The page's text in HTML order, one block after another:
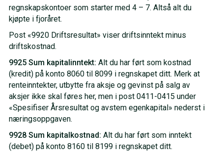
regnskapskontoer som starter med 4 – 7. Altså alt du
kjøpte i fjoråret.
Post «9920 Driftsresultat» viser driftsinntekt minus
driftskostnad.
9925 Sum kapitalinntekt: Alt du har ført som kostnad
(kredit) på konto 8060 til 8099 i regnskapet ditt. Merk at
renteinntekter, utbytte fra aksje og gevinst på salg av
aksjer ikke skal føres her, men i post 0411-0415 under
«Spesifiser Årsresultat og avstem egenkapital» nederst i
næringsoppgaven.
9928 Sum kapitalkostnad: Alt du har ført som inntekt
(debet) på konto 8160 til 8199 i regnskapet ditt.